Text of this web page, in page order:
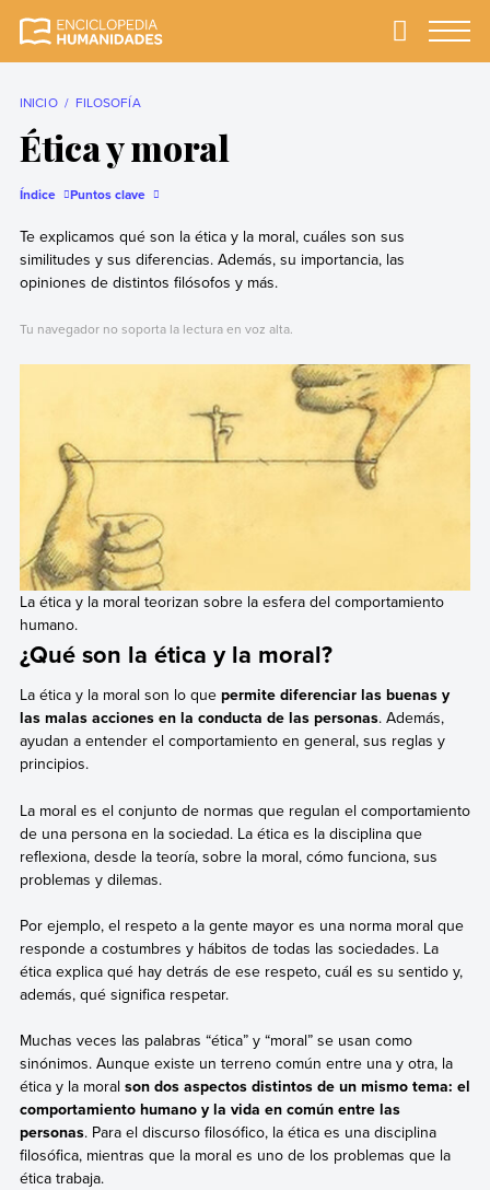
completa y más
confiable
Primary
INICIO FILOSOFÍA
Ética y moral
Índice Puntos clave
Te explicamos qué son la ética y la moral, cuáles son sus
similitudes y sus diferencias. Además, su importancia, las
opiniones de distintos filósofos y más.
Tu navegador no soporta la lectura en voz alta.
La ética y la moral teorizan sobre la esfera del comportamiento
humano.
¿Qué son la ética y la moral?
La ética y la moral son lo que permite diferenciar las buenas y
las malas acciones en la conducta de las personas. Además,
ayudan a entender el comportamiento en general, sus reglas y
principios.
La moral es el conjunto de normas que regulan el comportamiento
de una persona en la sociedad. La ética es la disciplina que
reflexiona, desde la teoría, sobre la moral, cómo funciona, sus
problemas y dilemas.
Por ejemplo, el respeto a la gente mayor es una norma moral que
responde a costumbres y hábitos de todas las sociedades. La
ética explica qué hay detrás de ese respeto, cuál es su sentido y,
además, qué significa respetar.
Muchas veces las palabras “ética” y “moral” se usan como
sinónimos. Aunque existe un terreno común entre una y otra, la
ética y la moral son dos aspectos distintos de un mismo tema: el
comportamiento humano y la vida en común entre las
personas. Para el discurso filosófico, la ética es una disciplina
filosófica, mientras que la moral es uno de los problemas que la
ética trabaja.